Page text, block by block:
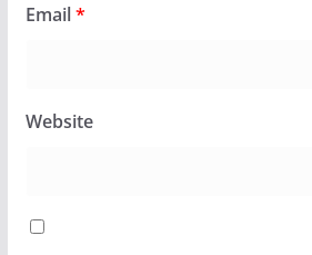
Email*
Website